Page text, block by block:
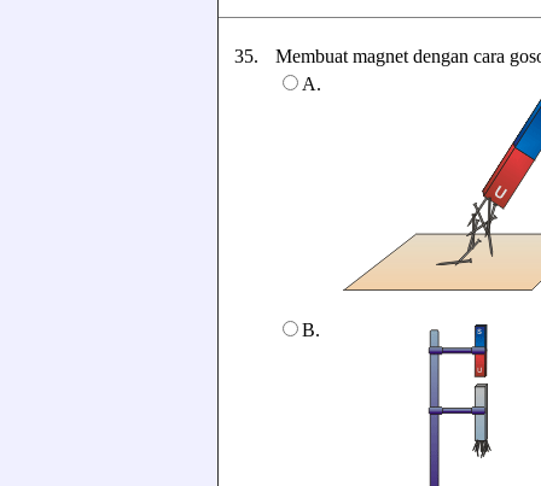
35.
Membuat magnet dengan cara
A.
B.